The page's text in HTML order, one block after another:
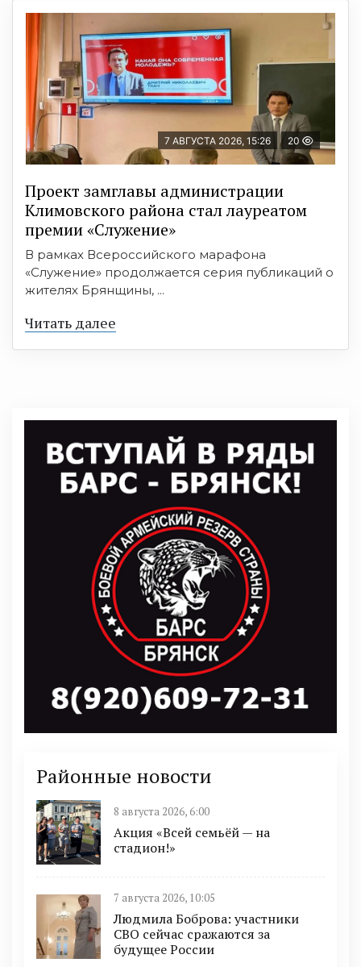
7 АВГУСТА 2026, 15:26 20
Проект замглавы администрации
Климовского района стал лауреатом
премии «Служение»
В рамках Всероссийского марафона
«Служение» продолжается серия публикаций о
жителях Брянщины, ...
Читать далее
Районные новости
8 августа 2026, 6:00
Акция «Всей семьёй — на
стадион!»
7 августа 2026, 10:05
Людмила Боброва: участники
СВО сейчас сражаются за
будущее России